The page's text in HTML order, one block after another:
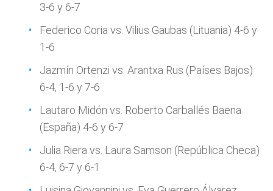
3-6 y 6-7
Federico Coria vs. Vilius Gaubas (Lituania) 4-6 y
1-6
Jazmín Ortenzi vs. Arantxa Rus (Países Bajos)
6-4, 1-6 y 7-6
Lautaro Midón vs. Roberto Carballés Baena
(España) 4-6 y 6-7
Julia Riera vs. Laura Samson (República Checa)
6-4, 6-7 y 6-1